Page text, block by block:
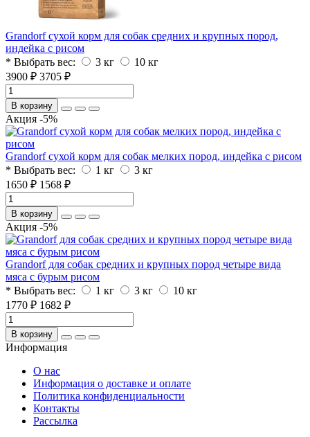
Grandorf сухой корм для собак средних и крупных пород,
индейка с рисом
* Выбрать вес:
3 кг
10 кг
3900 ₽ 3705 ₽
В корзину
Акция -5%
Grandorf сухой корм для собак мелких пород, индейка с рисом
* Выбрать вес:
1 кг
3 кг
1650 ₽ 1568 ₽
В корзину
Акция -5%
Grandorf для собак средних и крупных пород четыре вида
мяса с бурым рисом
* Выбрать вес:
1 кг 3 кг
10 кг
1770 ₽ 1682 ₽
В корзину
Информация
O нас
Информация о доставке и оплате
Политика конфиденциальности
Контакты
Рассылка